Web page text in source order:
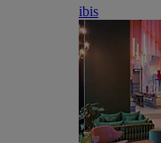
ibis